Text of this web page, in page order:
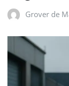
Grover de